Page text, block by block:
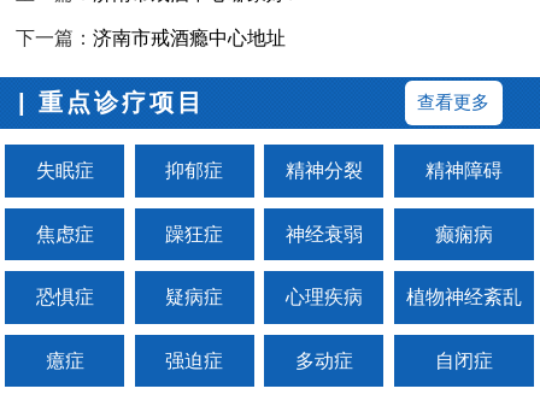
下一篇：济南市戒酒瘾中心地址
| 重点诊疗项目 查看更多
失眠症 抑郁症 精神分裂 精神障碍
焦虑症 躁狂症 神经衰弱 癫痫病
恐惧症 疑病症 心理疾病 植物神经紊乱
癔症 强迫症 多动症 自闭症